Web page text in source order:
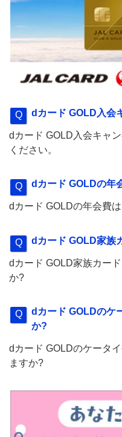
dカード GOLD入会
dカード GOLD入会キャ
ください。
dカード GOLDの年
dカード GOLDの年会費
dカード GOLD家族
dカード GOLD家族カー
か?
dカード GOLDのケ
か?
dカード GOLDのケータ
ますか?